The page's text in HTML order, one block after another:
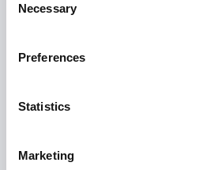
Selection
Necessary
Preferences
Statistics
Marketing